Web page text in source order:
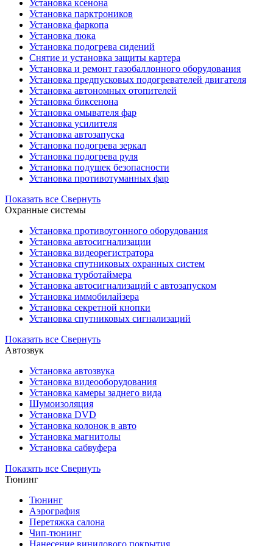
Установка ксенона
Установка парктроников
Установка фаркопа
Установка люка
Установка подогрева сидений
Снятие и установка защиты картера
Установка и ремонт газобаллонного оборудования
Установка предпусковых подогревателей двигателя
Установка автономных отопителей
Установка биксенона
Установка омывателя фар
Установка усилителя
Установка автозапуска
Установка подогрева зеркал
Установка подогрева руля
Установка подушек безопасности
Установка противотуманных фар
Показать все Свернуть
Охранные системы
Установка противоугонного оборудования
Установка автосигнализации
Установка видеорегистратора
Установка cпутниковых охранных систем
Установка турботаймера
Установка автосигнализаций с автозапуском
Установка иммобилайзера
Установка секретной кнопки
Установка спутниковых сигнализаций
Показать все Свернуть
Автозвук
Установка автозвука
Установка видеооборудования
Установка камеры заднего вида
Шумоизоляция
Установка DVD
Установка колонок в авто
Установка магнитолы
Установка сабвуфера
Показать все Свернуть
Тюнинг
Тюнинг
Аэрография
Перетяжка салона
Чип-тюнинг
Нанесение винилового покрытия